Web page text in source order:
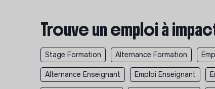
Trouve un emploi à
Stage Formation Alternance Formation
Alternance Enseignant Emploi Enseignant